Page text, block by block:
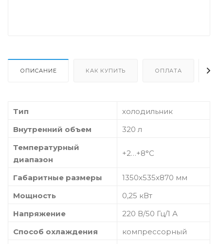
ОПИСАНИЕ КАК КУПИТЬ ОПЛАТА
Тип
холодильник
Внутренний объем
320 л
Температурный
диапазон
+2…+8°С
Габаритные размеры
1350х535х870 мм
Мощность
0,25 кВт
Напряжение
220 В/50 Гц/1 А
Способ охлаждения
компрессорный